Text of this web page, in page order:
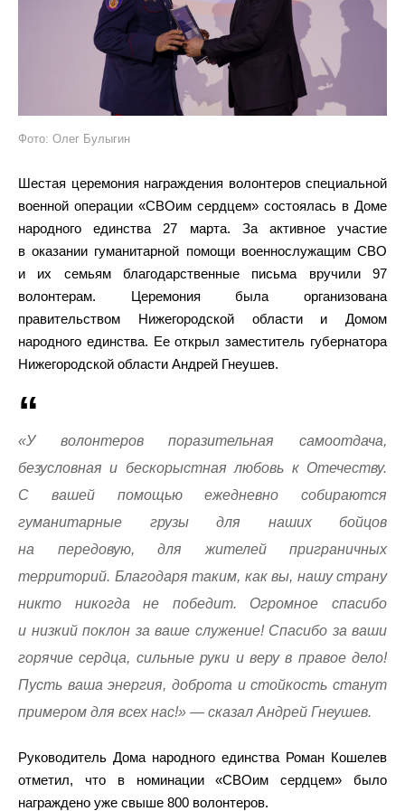
Фото: Олег Булыгин
Шестая церемония награждения волонтеров специальной
военной операции «СВОим сердцем» состоялась в Доме
народного единства 27 марта. За активное участие
в оказании гуманитарной помощи военнослужащим СВО
и их семьям благодарственные письма вручили 97
волонтерам. Церемония была организована
правительством Нижегородской области и Домом
народного единства. Ее открыл заместитель губернатора
Нижегородской области Андрей Гнеушев.
«У волонтеров поразительная самоотдача,
безусловная и бескорыстная любовь к Отечеству.
С вашей помощью ежедневно собираются
гуманитарные грузы для наших бойцов
на передовую, для жителей приграничных
территорий. Благодаря таким, как вы, нашу страну
никто никогда не победит. Огромное спасибо
и низкий поклон за ваше служение! Спасибо за ваши
горячие сердца, сильные руки и веру в правое дело!
Пусть ваша энергия, доброта и стойкость станут
примером для всех нас!» — сказал Андрей Гнеушев.
Руководитель Дома народного единства Роман Кошелев
отметил, что в номинации «СВОим сердцем» было
награждено уже свыше 800 волонтеров.